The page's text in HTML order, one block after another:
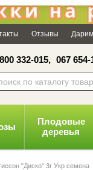
megasad.net
сповіщення на
Заборонити
Отзывы
332-015, 067 654-
Плодовые
деревья
"Диско" 3г Укр семена